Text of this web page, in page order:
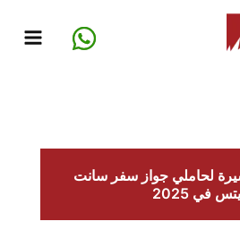
لحاملي جواز سفر سانت
في 2025